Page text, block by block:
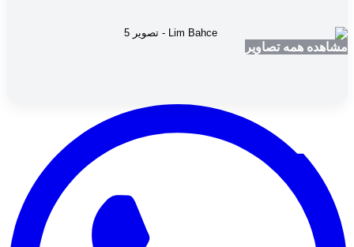
مشاهده همه تصاویر